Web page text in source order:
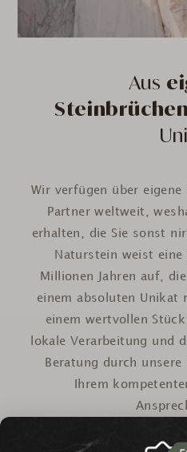
Aus
Wir verfügen über
Partner weltweit,
erhalten, die Sie sonst
Naturstein weist
Millionen Jahren auf,
einem absoluten Unikat
einem wertvollen
lokale Verarbeitung und
Beratung durch
Ihrem